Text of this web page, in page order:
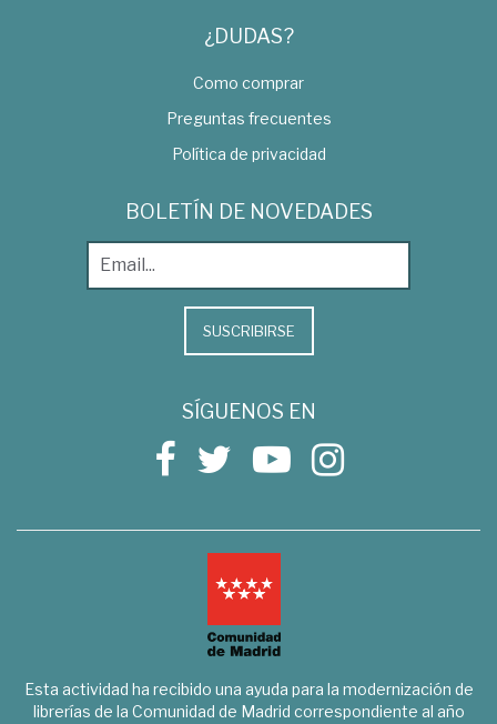
¿DUDAS?
Como comprar
Preguntas frecuentes
Política de privacidad
BOLETÍN DE NOVEDADES
SUSCRIBIRSE
SÍGUENOS EN
Esta actividad ha recibido una ayuda para la modernización de
librerías de la Comunidad de Madrid correspondiente al año